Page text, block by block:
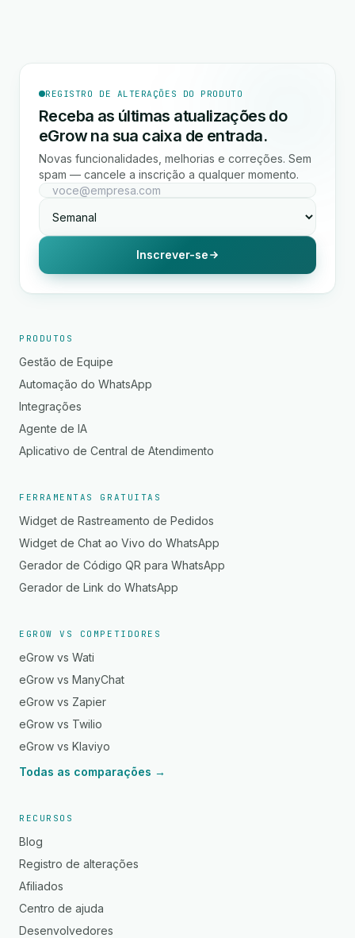
REGISTRO DE ALTERAÇÕES DO PRODUTO
Receba as últimas atualizações do
eGrow na sua caixa de entrada.
Novas funcionalidades, melhorias e correções. Sem
spam — cancele a inscrição a qualquer momento.
Inscrever-se
PRODUTOS
Gestão de Equipe
Automação do WhatsApp
Integrações
Agente de IA
Aplicativo de Central de Atendimento
FERRAMENTAS GRATUITAS
Widget de Rastreamento de Pedidos
Widget de Chat ao Vivo do WhatsApp
Gerador de Código QR para WhatsApp
Gerador de Link do WhatsApp
EGROW VS COMPETIDORES
eGrow vs Wati
eGrow vs ManyChat
eGrow vs Zapier
eGrow vs Twilio
eGrow vs Klaviyo
Todas as comparações →
RECURSOS
Blog
Registro de alterações
Afiliados
Centro de ajuda
Desenvolvedores